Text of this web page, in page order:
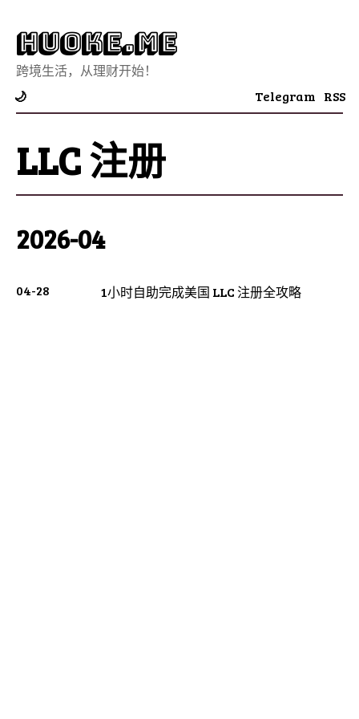
Huoke.Me
跨境生活，从理财开始！
🌙 Telegram RSS
LLC 注册
2026-04
04-28 1小时自助完成美国 LLC 注册全攻略